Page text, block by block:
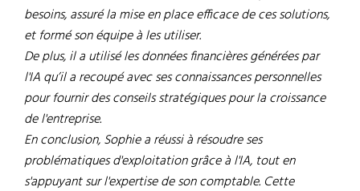
besoins, assuré la mise en place efficace de ces solutions,
et formé son équipe à les utiliser.
De plus, il a utilisé les données financières générées par
l'IA qu’il a recoupé avec ses connaissances personnelles
pour fournir des conseils stratégiques pour la croissance
de l'entreprise.
En conclusion, Sophie a réussi à résoudre ses
problématiques d'exploitation grâce à l'IA, tout en
s'appuyant sur l'expertise de son comptable. Cette